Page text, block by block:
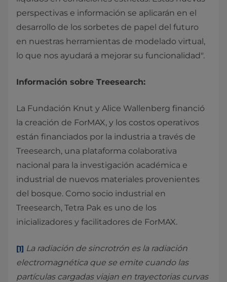
perspectivas e información se aplicarán en el
desarrollo de los sorbetes de papel del futuro
en nuestras herramientas de modelado virtual,
lo que nos ayudará a mejorar su funcionalidad".
Información sobre Treesearch:
La Fundación Knut y Alice Wallenberg financió
la creación de ForMAX, y los costos operativos
están financiados por la industria a través de
Treesearch, una plataforma colaborativa
nacional para la investigación académica e
industrial de nuevos materiales provenientes
del bosque. Como socio industrial en
Treesearch, Tetra Pak es uno de los
inicializadores y facilitadores de ForMAX.
[1] La radiación de sincrotrón es la radiación
electromagnética que se emite cuando las
partículas cargadas viajan en trayectorias curvas